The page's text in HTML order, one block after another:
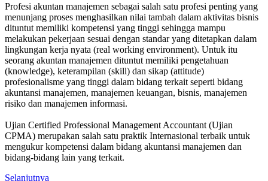
Profesi akuntan manajemen sebagai salah satu profesi penting yang
menunjang proses menghasilkan nilai tambah dalam aktivitas bisnis
dituntut memiliki kompetensi yang tinggi sehingga mampu
melakukan pekerjaan sesuai dengan standar yang ditetapkan dalam
lingkungan kerja nyata (real working environment). Untuk itu
seorang akuntan manajemen dituntut memiliki pengetahuan
(knowledge), keterampilan (skill) dan sikap (attitude)
profesionalisme yang tinggi dalam bidang terkait seperti bidang
akuntansi manajemen, manajemen keuangan, bisnis, manajemen
risiko dan manajemen informasi.
Ujian Certified Professional Management Accountant (Ujian
CPMA) merupakan salah satu praktik Internasional terbaik untuk
mengukur kompetensi dalam bidang akuntansi manajemen dan
bidang-bidang lain yang terkait.
Selanjutnya